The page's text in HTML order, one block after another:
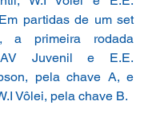
partidas de um set
a primeira rodada
Juvenil e E.E.
pela chave A, e
Vôlei, pela chave B.